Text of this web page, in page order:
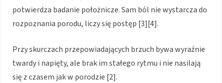
potwierdza badanie położnicze. Sam ból nie wystarcza do
rozpoznania porodu, liczy się postęp [3][4].
Przy skurczach przepowiadających brzuch bywa wyraźnie
twardy i napięty, ale brak im stałego rytmu i nie nasilają
się z czasem jak w porodzie [2].